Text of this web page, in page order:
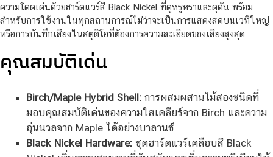
ความโดดเด่นด้วยฮาร์ดแวร์สี Black Nickel ที่ดูหรูหราและดุดัน พร้อม
สำหรับการใช้งานในทุกสถานการณ์ไม่ว่าจะเป็นการแสดงสดบนเวทีใหญ่
หรือการบันทึกเสียงในสตูดิโอที่ต้องการความละเอียดของเสียงสูงสุด
คุณสมบัติเด่น
Birch/Maple Hybrid Shell:การผสมผสานไม้สองชนิดที่
มอบคุณสมบัติเด่นของความใสเคลียร์จาก Birch และความ
อุ่นนวลจาก Maple ได้อย่างบาลานซ์
Black Nickel Hardware:ชุดฮาร์ดแวร์เคลือบสี Black